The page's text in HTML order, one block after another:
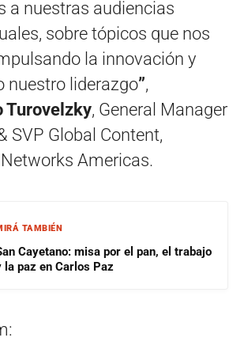
a nuestras audiencias
sobre tópicos que nos
la innovación y
nuestro liderazgo”,
Turovelzky, General Manager
SVP Global Content,
Americas.
TAMBIÉN
Cayetano: misa por el pan, el trabajo
la paz en Carlos Paz